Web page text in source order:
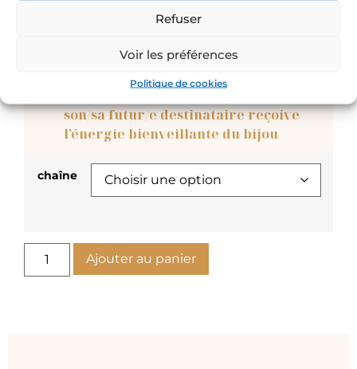
Refuser
Voir les préférences
Politique de cookies
💍 Matériaux de haute qualité,
💛 Créations porteuses de sens et
son/sa futur/e destinataire reçoive
l’énergie bienveillante du bijou
chaîne
Ajouter au panier